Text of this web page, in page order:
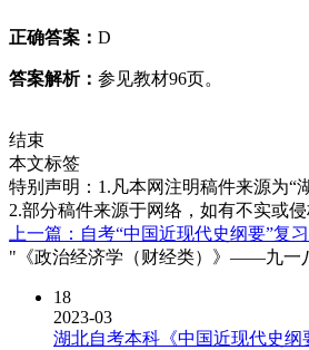
正确答案： D
答案解析： 参见教材96页。
结束
本文标签
特别声明：1.凡本网注明稿件来源为“
2.部分稿件来源于网络，如有不实或
上一篇：自考“中国近现代史纲要”复
"《政治经济学（财经类）》——九一
18
2023-03
湖北自考本科《中国近现代史纲